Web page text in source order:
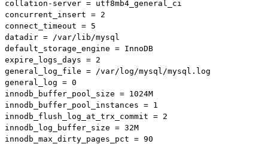
collation-server = utf8mb4_general_ci
concurrent_insert = 2
connect_timeout = 5
datadir = /var/lib/mysql
default_storage_engine = InnoDB
expire_logs_days = 2
general_log_file = /var/log/mysql/mysql.log
general_log = 0
innodb_buffer_pool_size = 1024M
innodb_buffer_pool_instances = 1
innodb_flush_log_at_trx_commit = 2
innodb_log_buffer_size = 32M
innodb_max_dirty_pages_pct = 90